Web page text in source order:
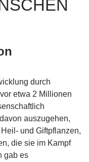
durch
etwa 2 Millionen
auszugehen,
und Giftpflanzen,
die sie im Kampf
gab es